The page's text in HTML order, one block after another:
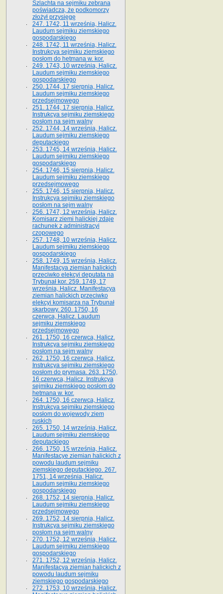
Szlachta na sejmiku zebrana
poświadcza, że podkomorzy
złożył przysięgę
247. 1742, 11 września, Halicz.
Laudum sejmiku ziemskiego
gospodarskiego
248. 1742, 11 września, Halicz.
Instrukcya sejmiku ziemskiego
posłom do hetmana w. kor.
249. 1743, 10 września, Halicz.
Laudum sejmiku ziemskiego
gospodarskiego
250. 1744, 17 sierpnia, Halicz.
Laudum sejmiku ziemskiego
przedsejmowego
251. 1744, 17 sierpnia, Halicz.
Instrukcya sejmiku ziemskiego
posłom na sejm walny
252. 1744, 14 września, Halicz.
Laudum sejmiku ziemskiego
deputackiego
253. 1745, 14 września, Halicz.
Laudum sejmiku ziemskiego
gospodarskiego
254. 1746, 15 sierpnia, Halicz.
Laudum sejmiku ziemskiego
przedsejmowego
255. 1746, 15 sierpnia, Halicz.
Instrukcya sejmiku ziemskiego
posłom na sejm walny
256. 1747, 12 września, Halicz.
Komisarz ziemi halickiej zdaje
rachunek z administracyi
czopowego
257. 1748, 10 września, Halicz.
Laudum sejmiku ziemskiego
gospodarskiego
258. 1749, 15 września, Halicz.
Manifestacya ziemian halickich
przeciwko elekcyi deputata na
Trybunał kor. 259. 1749, 17
września, Halicz. Manifestacya
ziemian halickich przeciwko
elekcyi komisarza na Trybunał
skarbowy. 260. 1750, 16
czerwca, Halicz. Laudum
sejmiku ziemskiego
przedsejmowego
261. 1750, 16 czerwca, Halicz.
Instrukcya sejmiku ziemskiego
posłom na sejm walny
262. 1750, 16 czerwca, Halicz.
Instrukcya sejmiku ziemskiego
posłom do prymasa. 263. 1750,
16 czerwca, Halicz. Instrukcya
sejmiku ziemskiego posłom do
hetmana w. kor.
264. 1750, 16 czerwca, Halicz.
Instrukcya sejmiku ziemskiego
posłom do wojewody ziem
ruskich
265. 1750, 14 września, Halicz.
Laudum sejmiku ziemskiego
deputackiego
266. 1750, 15 września, Halicz.
Manifestacye ziemian halickich z
powodu laudum sejmiku
ziemskiego deputackiego. 267.
1751, 14 września, Halicz.
Laudum sejmiku ziemskiego
gospodarskiego
268. 1752, 14 sierpnia, Halicz.
Laudum sejmiku ziemskiego
przedsejmowego
269. 1752, 14 sierpnia, Halicz.
Instrukcya sejmiku ziemskiego
posłom na sejm walny
270. 1752, 12 września, Halicz.
Laudum sejmiku ziemskiego
gospodarskiego
271. 1752, 12 września, Halicz.
Manifestacya ziemian halickich z
powodu laudum sejmiku
ziemskiego gospodarskiego
272. 1753, 10 września, Halicz.